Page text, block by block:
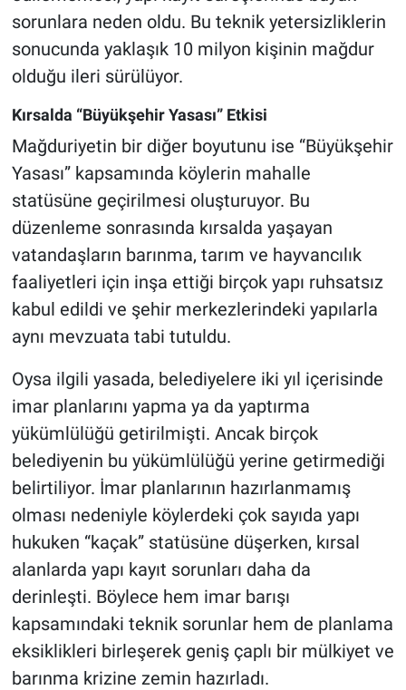
sorunlara neden oldu. Bu teknik yetersizliklerin
sonucunda yaklaşık 10 milyon kişinin mağdur
olduğu ileri sürülüyor.
Kırsalda “Büyükşehir Yasası” Etkisi
Mağduriyetin bir diğer boyutunu ise “Büyükşehir
Yasası” kapsamında köylerin mahalle
statüsüne geçirilmesi oluşturuyor. Bu
düzenleme sonrasında kırsalda yaşayan
vatandaşların barınma, tarım ve hayvancılık
faaliyetleri için inşa ettiği birçok yapı ruhsatsız
kabul edildi ve şehir merkezlerindeki yapılarla
aynı mevzuata tabi tutuldu.
Oysa ilgili yasada, belediyelere iki yıl içerisinde
imar planlarını yapma ya da yaptırma
yükümlülüğü getirilmişti. Ancak birçok
belediyenin bu yükümlülüğü yerine getirmediği
belirtiliyor. İmar planlarının hazırlanmamış
olması nedeniyle köylerdeki çok sayıda yapı
hukuken “kaçak” statüsüne düşerken, kırsal
alanlarda yapı kayıt sorunları daha da
derinleşti. Böylece hem imar barışı
kapsamındaki teknik sorunlar hem de planlama
eksiklikleri birleşerek geniş çaplı bir mülkiyet ve
barınma krizine zemin hazırladı.